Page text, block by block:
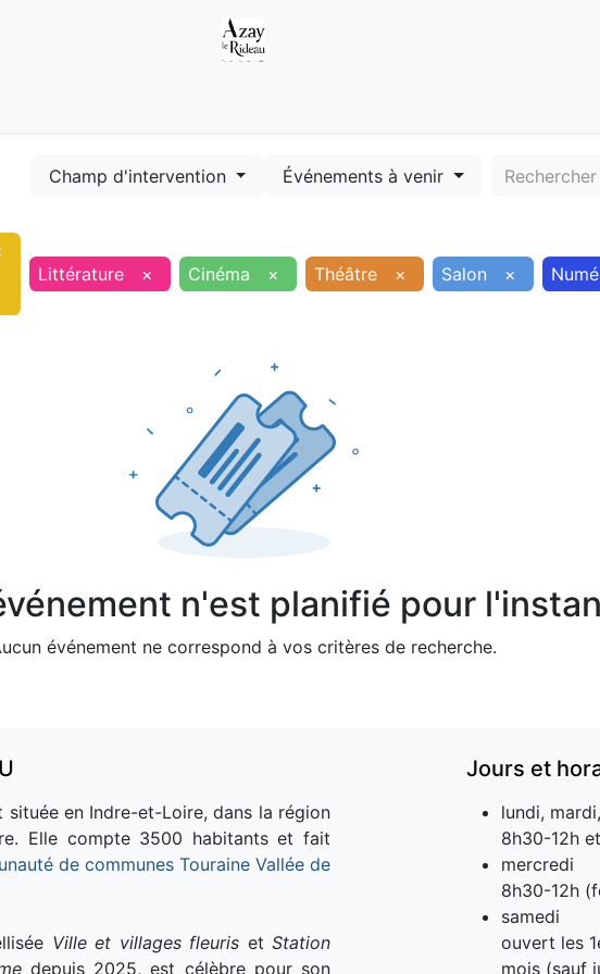
Champ d'intervention Événements à venir
Littérature
× Cinéma × Théâtre × Salon ×
n'est planifié pour
événement ne correspond à vos critères de recherche.
située en Indre-et-Loire, dans la région
Elle compte 3500 habitants et fait
de communes Touraine Vallée de
Ville et villages fleuris et Station
depuis 2025, est célèbre pour son
Jours et
lundi,
8h30-12h
mercredi
8h30-12h
samedi
ouvert les
mois (sauf